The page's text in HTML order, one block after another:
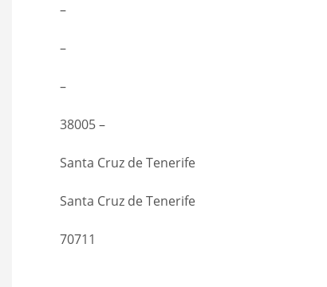
–
–
–
38005 –
Santa Cruz de Tenerife
Santa Cruz de Tenerife
70711